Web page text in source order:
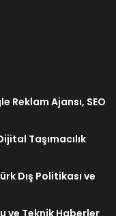
Reklam Ajansı, SEO
Taşımacılık
Dış Politikası ve